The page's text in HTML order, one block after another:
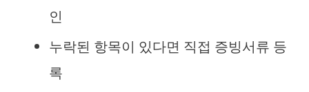
인
누락된 항목이 있다면 직접 증빙서류 등
록